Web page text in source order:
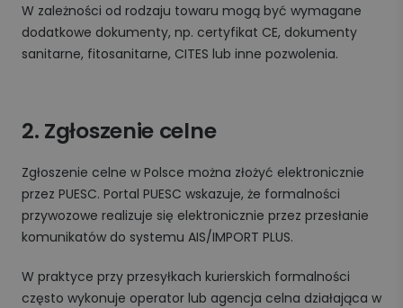
W zależności od rodzaju towaru mogą być wymagane
dodatkowe dokumenty, np. certyfikat CE, dokumenty
sanitarne, fitosanitarne, CITES lub inne pozwolenia.
2. Zgłoszenie celne
Zgłoszenie celne w Polsce można złożyć elektronicznie
przez PUESC. Portal PUESC wskazuje, że formalności
przywozowe realizuje się elektronicznie przez przesłanie
komunikatów do systemu AIS/IMPORT PLUS.
W praktyce przy przesyłkach kurierskich formalności
często wykonuje operator lub agencja celna działająca w